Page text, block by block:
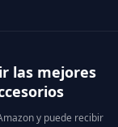
las mejores
y puede recibir